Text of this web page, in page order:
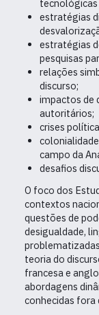
estratégias
estratégias
pesquisas
relações
discurso;
impactos de
autoritários;
crises
campo da
desafios
O foco dos
contextos
questões de
desigualdade,
teoria do
francesa e
abordagens
conhecidas fora